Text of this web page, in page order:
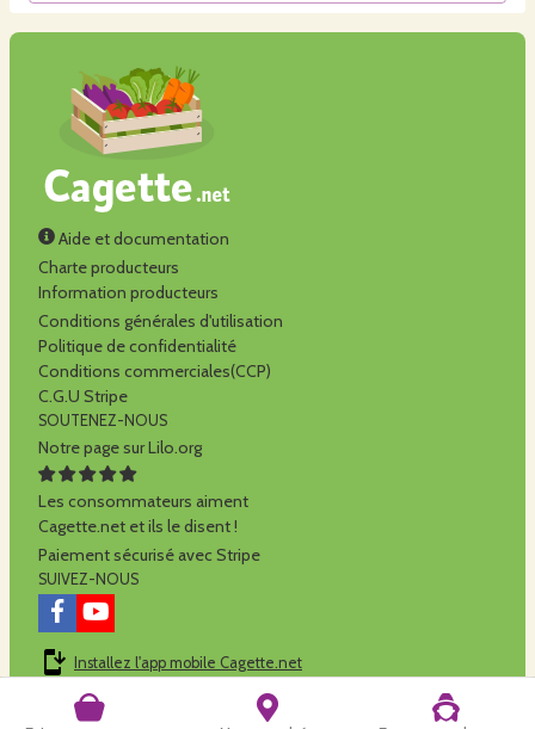
Aide et documentation
Charte producteurs
Information producteurs
Conditions générales d'utilisation
Politique de confidentialité
Conditions commerciales(CCP)
C.G.U Stripe
SOUTENEZ-NOUS
Notre page sur Lilo.org
Les consommateurs aiment
Cagette.net et ils le disent !
Paiement sécurisé avec Stripe
SUIVEZ-NOUS
Installez l'app mobile Cagette.net
Cagette.net est réalisé par la SCOP Alilo